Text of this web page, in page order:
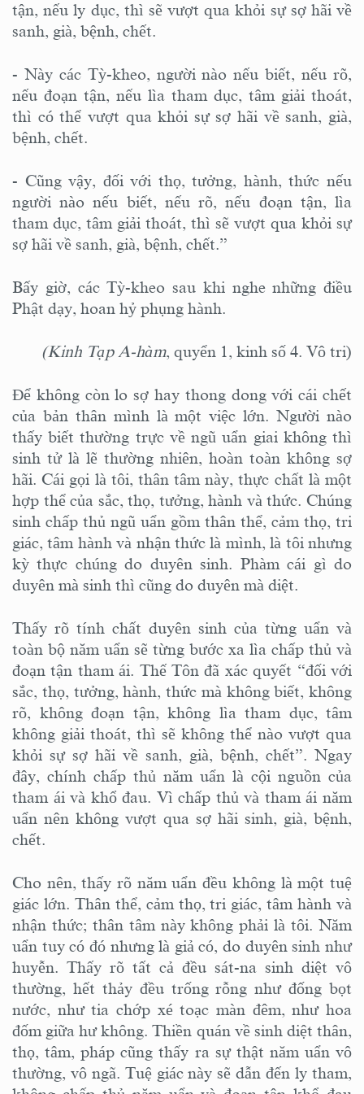
tận, nếu ly dục, thì sẽ vượt qua khỏi sự sợ hãi về
sanh, già, bệnh, chết.
- Này các Tỳ-kheo, người nào nếu biết, nếu rõ,
nếu đoạn tận, nếu lìa tham dục, tâm giải thoát,
thì có thể vượt qua khỏi sự sợ hãi về sanh, già,
bệnh, chết.
- Cũng vậy, đối với thọ, tưởng, hành, thức nếu
người nào nếu biết, nếu rõ, nếu đoạn tận, lìa
tham dục, tâm giải thoát, thì sẽ vượt qua khỏi sự
sợ hãi về sanh, già, bệnh, chết.”
Bấy giờ, các Tỳ-kheo sau khi nghe những điều
Phật dạy, hoan hỷ phụng hành.
(Kinh Tạp A-hàm, quyển 1, kinh số 4. Vô tri)
Để không còn lo sợ hay thong dong với cái chết
của bản thân mình là một việc lớn. Người nào
thấy biết thường trực về ngũ uẩn giai không thì
sinh tử là lẽ thường nhiên, hoàn toàn không sợ
hãi. Cái gọi là tôi, thân tâm này, thực chất là một
hợp thể của sắc, thọ, tưởng, hành và thức. Chúng
sinh chấp thủ ngũ uẩn gồm thân thể, cảm thọ, tri
giác, tâm hành và nhận thức là mình, là tôi nhưng
kỳ thực chúng do duyên sinh. Phàm cái gì do
duyên mà sinh thì cũng do duyên mà diệt.
Thấy rõ tính chất duyên sinh của từng uẩn và
toàn bộ năm uẩn sẽ từng bước xa lìa chấp thủ và
đoạn tận tham ái. Thế Tôn đã xác quyết “đối với
sắc, thọ, tưởng, hành, thức mà không biết, không
rõ, không đoạn tận, không lìa tham dục, tâm
không giải thoát, thì sẽ không thể nào vượt qua
khỏi sự sợ hãi về sanh, già, bệnh, chết”. Ngay
đây, chính chấp thủ năm uẩn là cội nguồn của
tham ái và khổ đau. Vì chấp thủ và tham ái năm
uẩn nên không vượt qua sợ hãi sinh, già, bệnh,
chết.
Cho nên, thấy rõ năm uẩn đều không là một tuệ
giác lớn. Thân thể, cảm thọ, tri giác, tâm hành và
nhận thức; thân tâm này không phải là tôi. Năm
uẩn tuy có đó nhưng là giả có, do duyên sinh như
huyễn. Thấy rõ tất cả đều sát-na sinh diệt vô
thường, hết thảy đều trống rỗng như đống bọt
nước, như tia chớp xé toạc màn đêm, như hoa
đốm giữa hư không. Thiền quán về sinh diệt thân,
thọ, tâm, pháp cũng thấy ra sự thật năm uẩn vô
thường, vô ngã. Tuệ giác này sẽ dẫn đến ly tham,